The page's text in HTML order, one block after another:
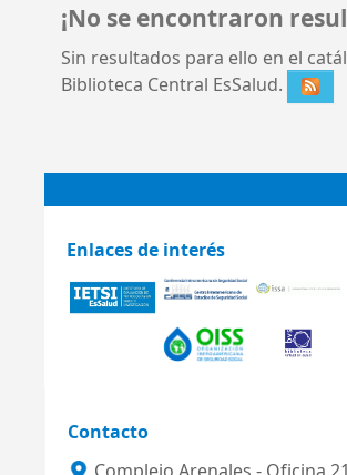
¡No se encontraron
Sin resultados para ello en el
Biblioteca Central EsSalud.
Enlaces de interés
Contacto